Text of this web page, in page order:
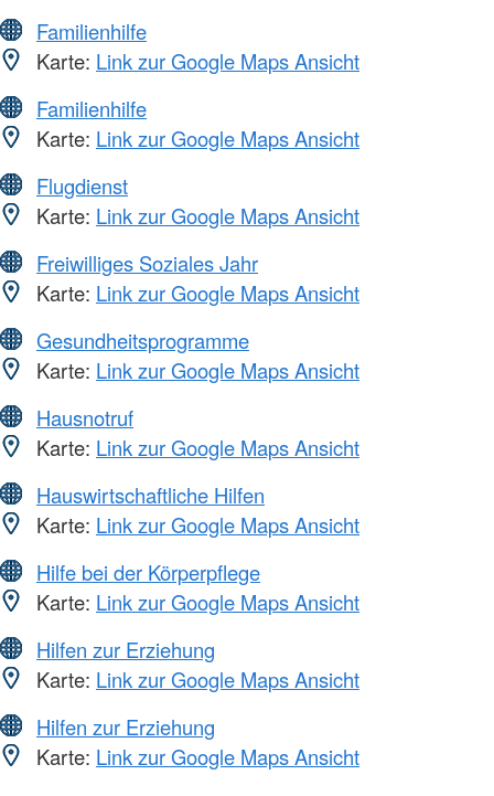
Familienhilfe
Karte: Link zur Google Maps Ansicht
Familienhilfe
Karte: Link zur Google Maps Ansicht
Flugdienst
Karte: Link zur Google Maps Ansicht
Freiwilliges Soziales Jahr
Karte: Link zur Google Maps Ansicht
Gesundheitsprogramme
Karte: Link zur Google Maps Ansicht
Hausnotruf
Karte: Link zur Google Maps Ansicht
Hauswirtschaftliche Hilfen
Karte: Link zur Google Maps Ansicht
Hilfe bei der Körperpflege
Karte: Link zur Google Maps Ansicht
Hilfen zur Erziehung
Karte: Link zur Google Maps Ansicht
Hilfen zur Erziehung
Karte: Link zur Google Maps Ansicht